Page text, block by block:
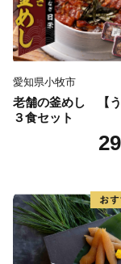
愛知県小牧市
老舗の釜めし 【う
３食セット